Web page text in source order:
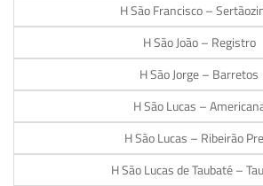
H São Francisco –
H São João – Registro
H São Jorge – Barretos
H São Lucas –
H São Lucas – Ribeirão
H São Lucas de Taubaté –